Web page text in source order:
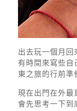
出去玩一個月
有時間來寫些自
東之旅的行前準
現在出門在外最
會先思考一下到